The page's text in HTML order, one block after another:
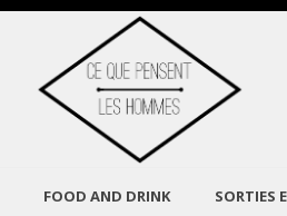
FOOD AND DRINK SORTIES